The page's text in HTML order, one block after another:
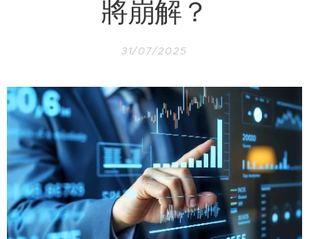
將崩解？
31/07/2025